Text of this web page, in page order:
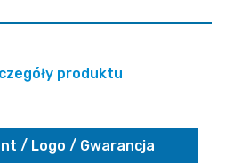
produktu
/ Logo / Gwarancja